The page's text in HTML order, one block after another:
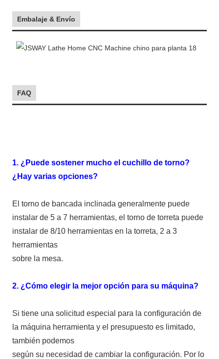
Embalaje & Envío
FAQ
1. ¿Puede sostener mucho el cuchillo de torno?
¿Hay varias opciones?
El torno de bancada inclinada generalmente puede
instalar de 5 a 7 herramientas, el torno de torreta puede
instalar de 8/10 herramientas en la torreta, 2 a 3
herramientas
sobre la mesa.
2. ¿Cómo elegir la mejor opción para su máquina?
Si tiene una solicitud especial para la configuración de
la máquina herramienta y el presupuesto es limitado,
también podemos
según su necesidad de cambiar la configuración. Por lo